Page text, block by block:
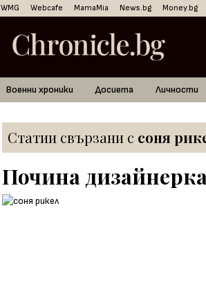
WMG Webcafe MamaMia News.bg Money.bg
Военни хроники Досиета Личности
Статии свързани с соня
Почина